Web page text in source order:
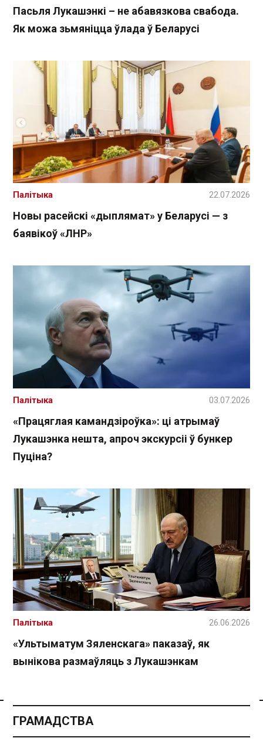
Пасьля Лукашэнкі – не абавязкова свабода.
Як можа зьмяніцца ўлада ў Беларусі
Новы расейскі «дыплямат» у Беларусі — з
баявікоў «ЛНР»
Палітыка 22.07.2026
«Працяглая камандзіроўка»: ці атрымаў
Лукашэнка нешта, апроч экскурсіі ў бункер
Пуціна?
Палітыка 03.07.2026
«Ультыматум Зяленскага» паказаў, як
вынікова размаўляць з Лукашэнкам
Палітыка 26.06.2026
ГРАМАДСТВА